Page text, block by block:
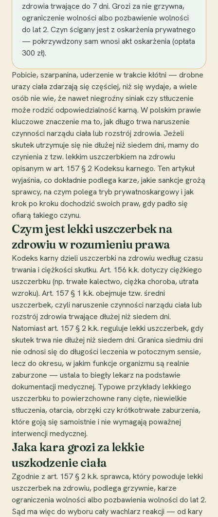
zdrowia trwające do 7 dni. Grozi za nie grzywna,
ograniczenie wolności albo pozbawienie wolności
do lat 2. Czyn ścigany jest z oskarżenia prywatnego
— pokrzywdzony sam wnosi akt oskarżenia (opłata
300 zł).
Pobicie, szarpanina, uderzenie w trakcie kłótni — drobne
urazy ciała zdarzają się częściej, niż się wydaje, a wiele
osób nie wie, że nawet niegroźny siniak czy stłuczenie
może rodzić odpowiedzialność karną. W polskim prawie
kluczowe znaczenie ma to, jak długo trwa naruszenie
czynności narządu ciała lub rozstrój zdrowia. Jeżeli
skutek utrzymuje się nie dłużej niż siedem dni, mamy do
czynienia z tzw. lekkim uszczerbkiem na zdrowiu
opisanym w art. 157 § 2 Kodeksu karnego. Ten artykuł
wyjaśnia, co dokładnie podlega karze, jakie sankcje grożą
sprawcy, na czym polega tryb prywatnoskargowy i jak
krok po kroku dochodzić swoich praw, gdy padło się
ofiarą takiego czynu.
Czym jest lekki uszczerbek na
zdrowiu w rozumieniu prawa
Kodeks karny dzieli uszczerbki na zdrowiu według czasu
trwania i ciężkości skutku. Art. 156 k.k. dotyczy ciężkiego
uszczerbku (np. trwałe kalectwo, ciężka choroba, utrata
wzroku). Art. 157 § 1 k.k. obejmuje tzw. średni
uszczerbek, czyli naruszenie czynności narządu ciała lub
rozstrój zdrowia trwające dłużej niż siedem dni.
Natomiast art. 157 § 2 k.k. reguluje lekki uszczerbek, gdy
skutek trwa nie dłużej niż siedem dni. Granica siedmiu dni
nie odnosi się do długości leczenia w potocznym sensie,
lecz do okresu, w jakim funkcje organizmu są realnie
zaburzone — ustala to biegły lekarz na podstawie
dokumentacji medycznej. Typowe przykłady lekkiego
uszczerbku to powierzchowne rany cięte, niewielkie
stłuczenia, otarcia, obrzęki czy krótkotrwałe zaburzenia,
które goją się samoistnie i nie wymagają poważnej
interwencji medycznej.
Jaka kara grozi za lekkie
uszkodzenie ciała
Zgodnie z art. 157 § 2 k.k. sprawca, który powoduje lekki
uszczerbek na zdrowiu, podlega grzywnie, karze
ograniczenia wolności albo pozbawienia wolności do lat 2.
Sąd ma więc do wyboru cały wachlarz reakcji — od kary